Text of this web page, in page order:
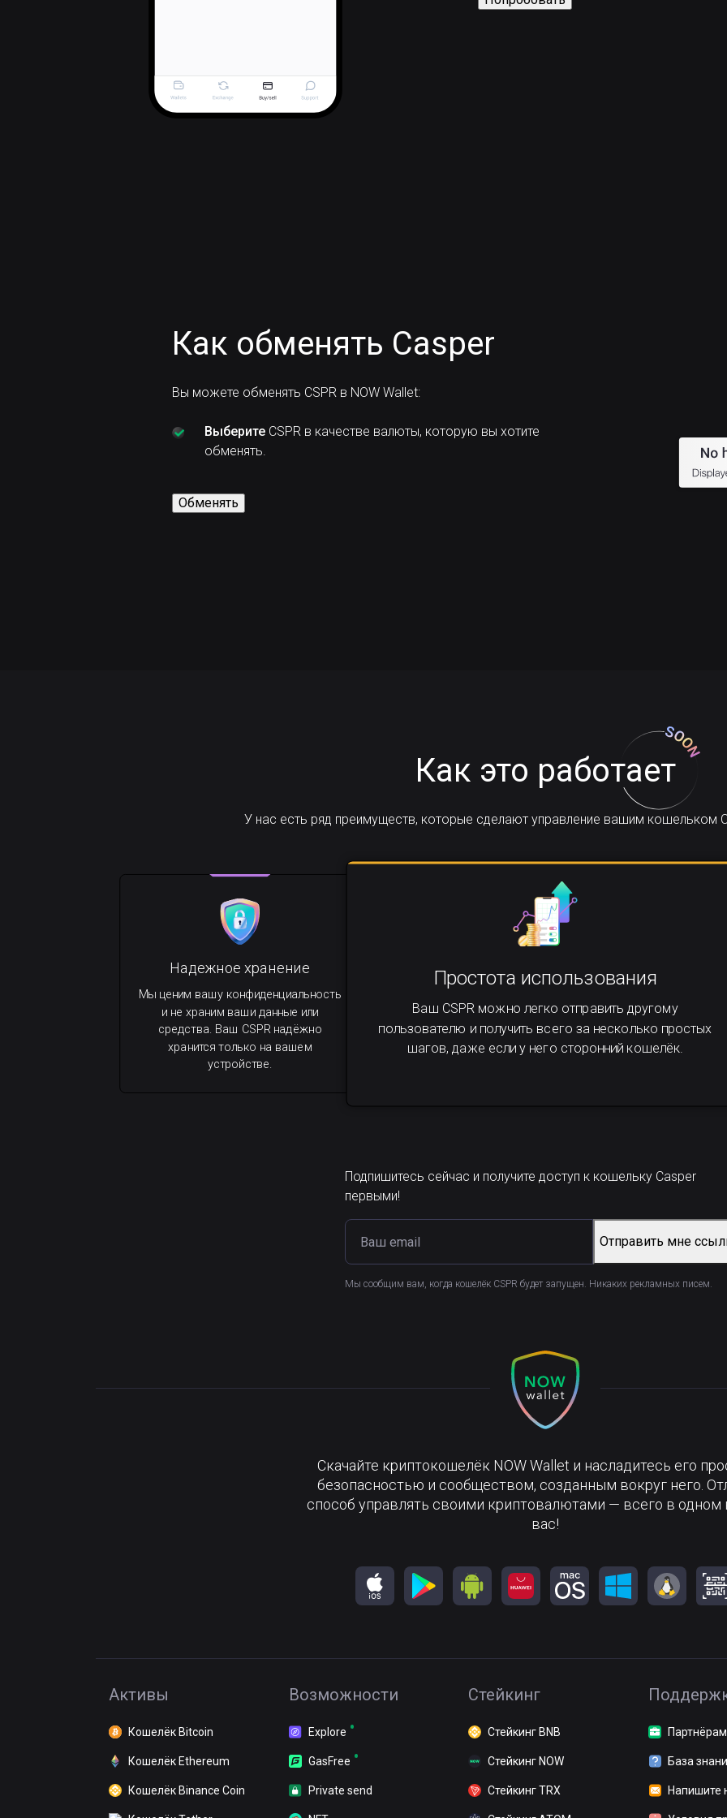
Как обменять Casper
Вы можете обменять CSPR в NOW Wallet:
Выберите CSPR в качестве валюты, которую вы хотите
обменять.
Обменять
Как это работает
У нас есть ряд преимуществ, которые сделают управление вашим кошельком
Простота использования
Ваш CSPR можно легко отправить другому
пользователю и получить всего за несколько простых
шагов, даже если у него сторонний кошелёк.
Надежное хранение
Мы ценим вашу конфиденциальность
и не храним ваши данные или
средства. Ваш CSPR надёжно
хранится только на вашем
устройстве.
Подпишитесь сейчас и получите доступ к кошельку Casper
первыми!
Отправить мне
Мы сообщим вам, когда кошелёк CSPR будет запущен. Никаких рекламных писем.
Скачайте криптокошелёк NOW Wallet и насладитесь его
безопасностью и сообществом, созданным вокруг него.
способ управлять своими криптовалютами — всего в одном
вас!
Активы
Кошелёк Bitcoin
Кошелёк Ethereum
Кошелёк Binance Coin
Возможности
Explore
GasFree
Private send
Стейкинг
Стейкинг BNB
Стейкинг NOW
Стейкинг TRX
Партнёрам
База
Напишите